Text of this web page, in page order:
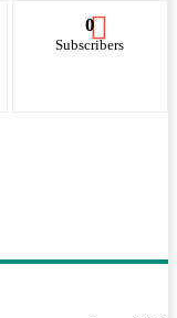
0
Subscribers